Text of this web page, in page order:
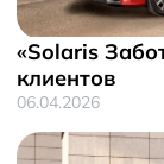
«Solaris
клиентов
06.04.2026